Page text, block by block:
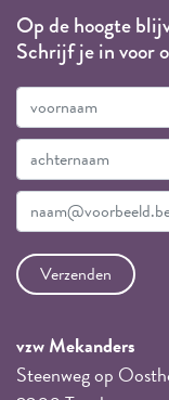
Op de hoogte
Schrijf je in voor
vzw Mekanders
Steenweg op